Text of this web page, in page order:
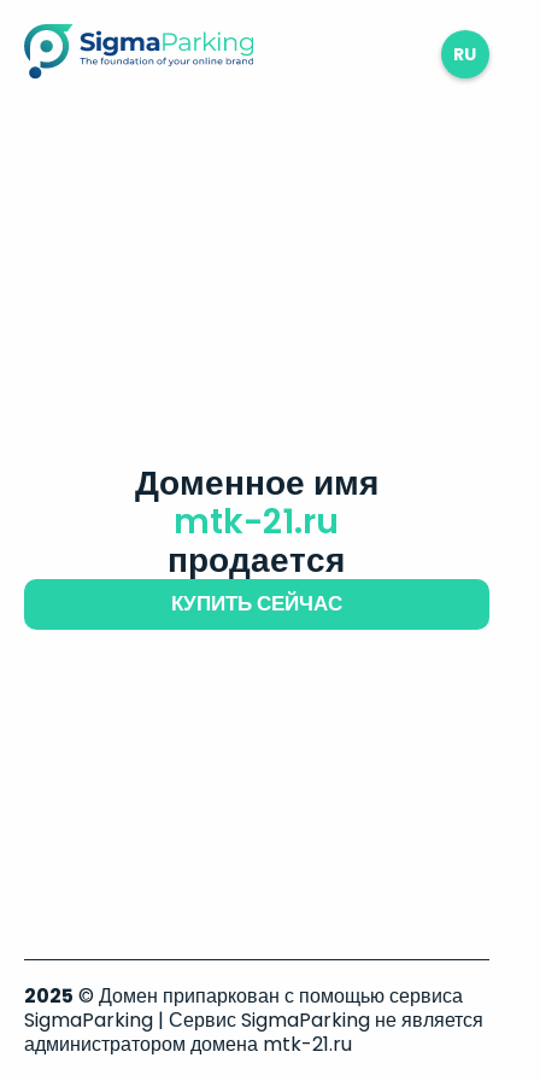
RU
Доменное имя
mtk-21.ru
продается
КУПИТЬ СЕЙЧАС
2025 © Домен припаркован с помощью сервиса
SigmaParking | Сервис SigmaParking не является
администратором домена mtk-21.ru